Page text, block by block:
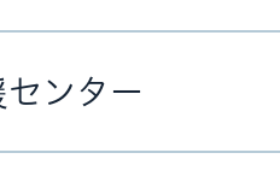
ンター